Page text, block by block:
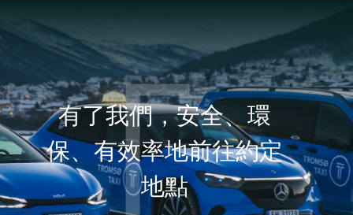
有了我們，安全、環
保、有效率地前往約定
地點